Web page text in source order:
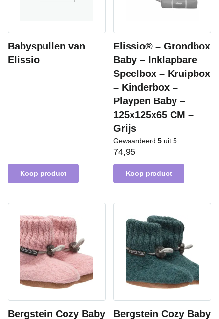
Babyspullen van
Elissio
Koop product
Elissio® – Grondbox
Baby – Inklapbare
Speelbox – Kruipbox
– Kinderbox –
Playpen Baby –
125x125x65 CM –
Grijs
Gewaardeerd 5 uit 5
74,95
Koop product
Bergstein Cozy Baby
Bergstein Cozy Baby